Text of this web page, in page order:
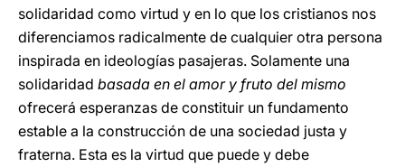
solidaridad como virtud y en lo que los cristianos nos
diferenciamos radicalmente de cualquier otra persona
inspirada en ideologías pasajeras. Solamente una
solidaridad basada en el amor y fruto del mismo
ofrecerá esperanzas de constituir un fundamento
estable a la construcción de una sociedad justa y
fraterna. Esta es la virtud que puede y debe